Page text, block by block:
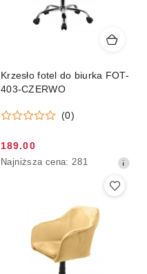
Krzesło fotel do biurka FOT-
403-CZERWO
(0)
promocyjna:
189.00
Najniższa
obniżką
Najniższa cena: 281